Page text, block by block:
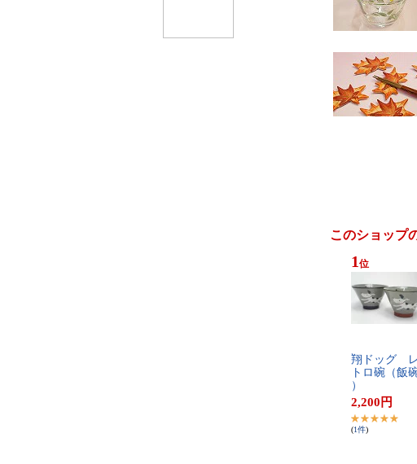
このショップ
1 位
翔​ド​ッ​グ​
ト​ロ​碗​（​飯​
）
2,200 円
(1件)